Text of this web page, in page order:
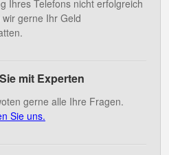
Ihres Telefons nicht erfolgreich
gerne Ihr Geld
mit Experten
gerne alle Ihre Fragen.
Sie uns.